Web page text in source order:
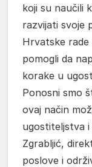
koji su naučili
razvijati svoje
Hrvatske rade
pomogli da
korake u
Ponosni smo
ovaj način
ugostiteljstva
Zgrabljić,
poslove i